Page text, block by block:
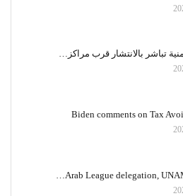
تباشر بالانتشار قرب مراكز…
Biden comments on Tax
Arab League delegation,